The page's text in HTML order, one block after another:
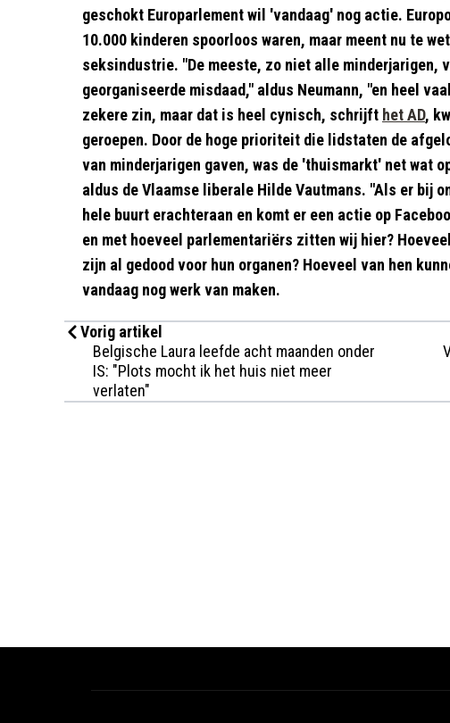
geschokt Europarlement wil 'vandaag' nog actie.
10.000 kinderen spoorloos waren, maar meent nu te
seksindustrie. "De meeste, zo niet alle minderjarigen,
georganiseerde misdaad," aldus Neumann, "en heel
zekere zin, maar dat is heel cynisch, schrijft het AD,
geroepen. Door de hoge prioriteit die lidstaten de
van minderjarigen gaven, was de 'thuismarkt' net wat
aldus de Vlaamse liberale Hilde Vautmans. "Als er bij
hele buurt erachteraan en komt er een actie op
en met hoeveel parlementariërs zitten wij hier?
zijn al gedood voor hun organen? Hoeveel van hen
vandaag nog werk van maken.
Vorig artikel
Belgische Laura leefde acht maanden onder
IS: "Plots mocht ik het huis niet meer
verlaten"